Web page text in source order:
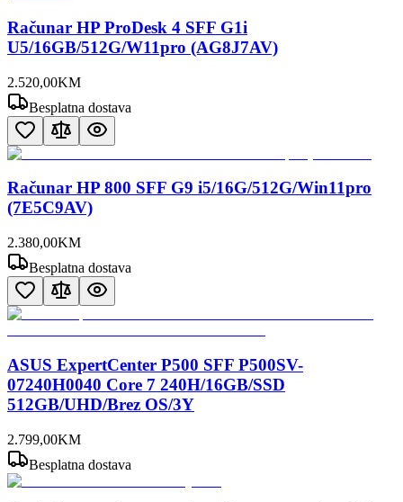
Računar HP ProDesk 4 SFF G1i
U5/16GB/512G/W11pro (AG8J7AV)
2.520,00KM
Besplatna dostava
Računar HP 800 SFF G9 i5/16G/512G/Win11pro
(7E5C9AV)
2.380,00KM
Besplatna dostava
ASUS ExpertCenter P500 SFF P500SV-
07240H0040 Core 7 240H/16GB/SSD
512GB/UHD/Brez OS/3Y
2.799,00KM
Besplatna dostava